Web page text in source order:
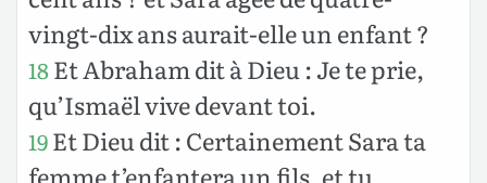
vingt-dix ans aurait-elle un enfant ?
18Et Abraham dit à Dieu : Je te prie,
qu’Ismaël vive devant toi.
19Et Dieu dit : Certainement Sara ta